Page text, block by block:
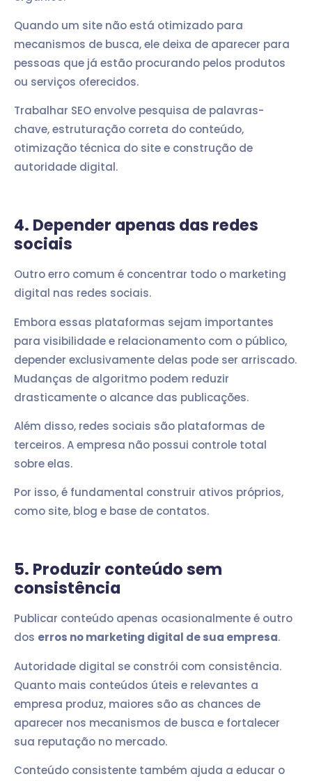
Quando um site não está otimizado para
mecanismos de busca, ele deixa de aparecer para
pessoas que já estão procurando pelos produtos
ou serviços oferecidos.
Trabalhar SEO envolve pesquisa de palavras-
chave, estruturação correta do conteúdo,
otimização técnica do site e construção de
autoridade digital.
4. Depender apenas das redes
sociais
Outro erro comum é concentrar todo o marketing
digital nas redes sociais.
Embora essas plataformas sejam importantes
para visibilidade e relacionamento com o público,
depender exclusivamente delas pode ser arriscado.
Mudanças de algoritmo podem reduzir
drasticamente o alcance das publicações.
Além disso, redes sociais são plataformas de
terceiros. A empresa não possui controle total
sobre elas.
Por isso, é fundamental construir ativos próprios,
como site, blog e base de contatos.
5. Produzir conteúdo sem
consistência
Publicar conteúdo apenas ocasionalmente é outro
dos erros no marketing digital de sua empresa.
Autoridade digital se constrói com consistência.
Quanto mais conteúdos úteis e relevantes a
empresa produz, maiores são as chances de
aparecer nos mecanismos de busca e fortalecer
sua reputação no mercado.
Conteúdo consistente também ajuda a educar o